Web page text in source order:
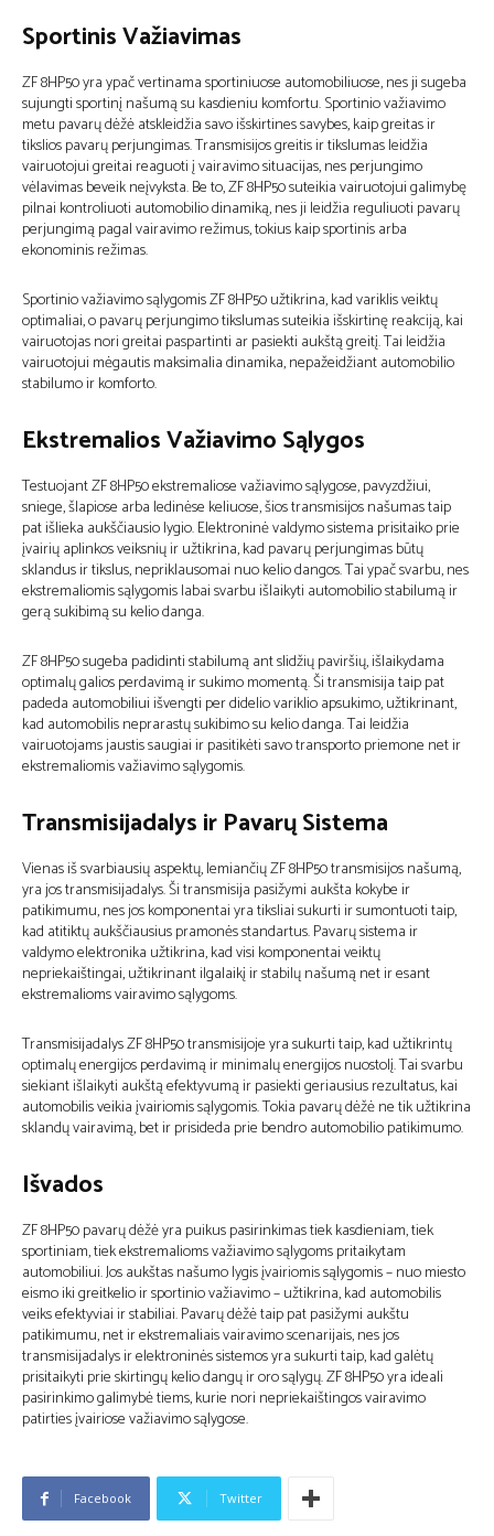
Sportinis Važiavimas
ZF 8HP50 yra ypač vertinama sportiniuose automobiliuose, nes ji sugeba
sujungti sportinį našumą su kasdieniu komfortu. Sportinio važiavimo
metu pavarų dėžė atskleidžia savo išskirtines savybes, kaip greitas ir
tikslios pavarų perjungimas. Transmisijos greitis ir tikslumas leidžia
vairuotojui greitai reaguoti į vairavimo situacijas, nes perjungimo
vėlavimas beveik neįvyksta. Be to, ZF 8HP50 suteikia vairuotojui galimybę
pilnai kontroliuoti automobilio dinamiką, nes ji leidžia reguliuoti pavarų
perjungimą pagal vairavimo režimus, tokius kaip sportinis arba
ekonominis režimas.
Sportinio važiavimo sąlygomis ZF 8HP50 užtikrina, kad variklis veiktų
optimaliai, o pavarų perjungimo tikslumas suteikia išskirtinę reakciją, kai
vairuotojas nori greitai paspartinti ar pasiekti aukštą greitį. Tai leidžia
vairuotojui mėgautis maksimalia dinamika, nepažeidžiant automobilio
stabilumo ir komforto.
Ekstremalios Važiavimo Sąlygos
Testuojant ZF 8HP50 ekstremaliose važiavimo sąlygose, pavyzdžiui,
sniege, šlapiose arba ledinėse keliuose, šios transmisijos našumas taip
pat išlieka aukščiausio lygio. Elektroninė valdymo sistema prisitaiko prie
įvairių aplinkos veiksnių ir užtikrina, kad pavarų perjungimas būtų
sklandus ir tikslus, nepriklausomai nuo kelio dangos. Tai ypač svarbu, nes
ekstremaliomis sąlygomis labai svarbu išlaikyti automobilio stabilumą ir
gerą sukibimą su kelio danga.
ZF 8HP50 sugeba padidinti stabilumą ant slidžių paviršių, išlaikydama
optimalų galios perdavimą ir sukimo momentą. Ši transmisija taip pat
padeda automobiliui išvengti per didelio variklio apsukimo, užtikrinant,
kad automobilis neprarastų sukibimo su kelio danga. Tai leidžia
vairuotojams jaustis saugiai ir pasitikėti savo transporto priemone net ir
ekstremaliomis važiavimo sąlygomis.
Transmisijadalys ir Pavarų Sistema
Vienas iš svarbiausių aspektų, lemiančių ZF 8HP50 transmisijos našumą,
yra jos transmisijadalys. Ši transmisija pasižymi aukšta kokybe ir
patikimumu, nes jos komponentai yra tiksliai sukurti ir sumontuoti taip,
kad atitiktų aukščiausius pramonės standartus. Pavarų sistema ir
valdymo elektronika užtikrina, kad visi komponentai veiktų
nepriekaištingai, užtikrinant ilgalaikį ir stabilų našumą net ir esant
ekstremalioms vairavimo sąlygoms.
Transmisijadalys ZF 8HP50 transmisijoje yra sukurti taip, kad užtikrintų
optimalų energijos perdavimą ir minimalų energijos nuostolį. Tai svarbu
siekiant išlaikyti aukštą efektyvumą ir pasiekti geriausius rezultatus, kai
automobilis veikia įvairiomis sąlygomis. Tokia pavarų dėžė ne tik užtikrina
sklandų vairavimą, bet ir prisideda prie bendro automobilio patikimumo.
Išvados
ZF 8HP50 pavarų dėžė yra puikus pasirinkimas tiek kasdieniam, tiek
sportiniam, tiek ekstremalioms važiavimo sąlygoms pritaikytam
automobiliui. Jos aukštas našumo lygis įvairiomis sąlygomis – nuo miesto
eismo iki greitkelio ir sportinio važiavimo – užtikrina, kad automobilis
veiks efektyviai ir stabiliai. Pavarų dėžė taip pat pasižymi aukštu
patikimumu, net ir ekstremaliais vairavimo scenarijais, nes jos
transmisijadalys ir elektroninės sistemos yra sukurti taip, kad galėtų
prisitaikyti prie skirtingų kelio dangų ir oro sąlygų. ZF 8HP50 yra ideali
pasirinkimo galimybė tiems, kurie nori nepriekaištingos vairavimo
patirties įvairiose važiavimo sąlygose.
Facebook Twitter